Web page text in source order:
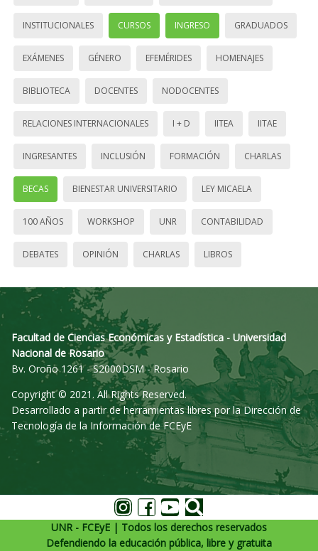
INSTITUCIONALES CURSOS INGRESO GRADUADOS
EXÁMENES GÉNERO EFEMÉRIDES HOMENAJES
BIBLIOTECA DOCENTES NODOCENTES
RELACIONES INTERNACIONALES I + D IITEA IITAE
INGRESANTES INCLUSIÓN FORMACIÓN CHARLAS
BECAS BIENESTAR UNIVERSITARIO LEY MICAELA
100 AÑOS WORKSHOP UNR CONTABILIDAD
DEBATES OPINIÓN CHARLAS LIBROS
Facultad de Ciencias Económicas y Estadística - Universidad
Nacional de Rosario
Bv. Oroño 1261 - S2000DSM - Rosario
Copyright © 2021. All Rights Reserved.
Desarrollado a partir de herramientas libres por la Dirección de
Tecnología de la Información de FCEyE
UNR - FCEyE | Todos los derechos reservados
Defendiendo la educación pública, libre y gratuita